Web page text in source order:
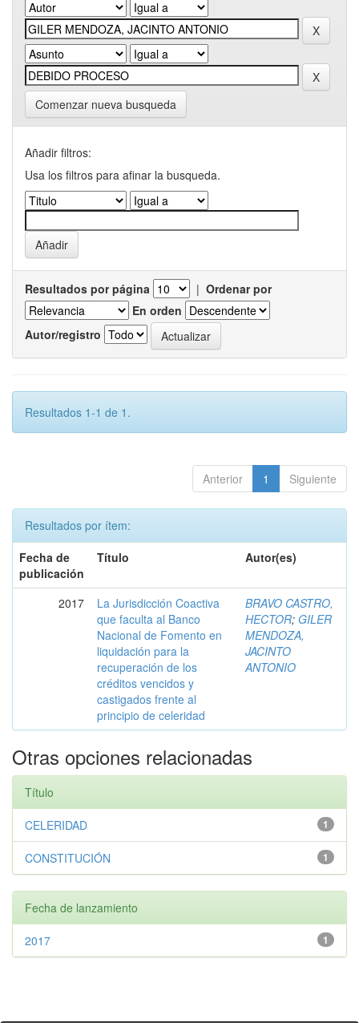
Comenzar nueva busqueda
Añadir filtros:
Usa los filtros para afinar la busqueda.
Resultados por página | Ordenar por
En orden
Autor/registro
Resultados 1-1 de 1.
Anterior 1 Siguiente
Resultados por ítem:
Fecha de
publicación
Título Autor(es)
2017
La Jurisdicción Coactiva
que faculta al Banco
Nacional de Fomento en
liquidación para la
recuperación de los
créditos vencidos y
castigados frente al
principio de celeridad
BRAVO CASTRO,
HECTOR; GILER
MENDOZA,
JACINTO
ANTONIO
Otras opciones relacionadas
Título
1
CELERIDAD
1
CONSTITUCIÓN
Fecha de lanzamiento
1
2017